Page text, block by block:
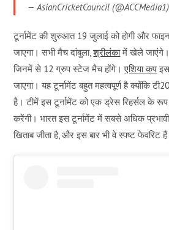
— AsianCricketCouncil
टूर्नामेंट की शुरुआत 19 जुलाई को होगी और
जाएगा। सभी मैच दांबुला,श्रीलंकामें खेले
जिनमें से 12 ग्रुप स्टेज मैच होंगे।एशिया कपइस
जाएगा। यह टूर्नामेंट बहुत महत्वपूर्ण है क्योंकि
है। टीमें इस टूर्नामेंट को एक ड्रेस रिहर्सल के
करेंगी। भारत इस टूर्नामेंट में सबसे अधिक प्रभावी
खिताब जीता है, और इस बार भी वे स्पष्ट फेवरिट